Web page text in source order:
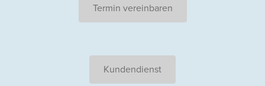
Termin vereinbaren
Kundendienst